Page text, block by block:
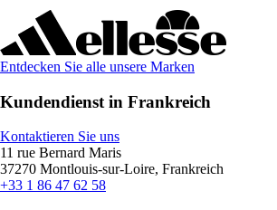
Entdecken Sie alle unsere Marken
Kundendienst in Frankreich
Kontaktieren Sie uns
11 rue Bernard Maris
37270 Montlouis-sur-Loire, Frankreich
+33 1 86 47 62 58